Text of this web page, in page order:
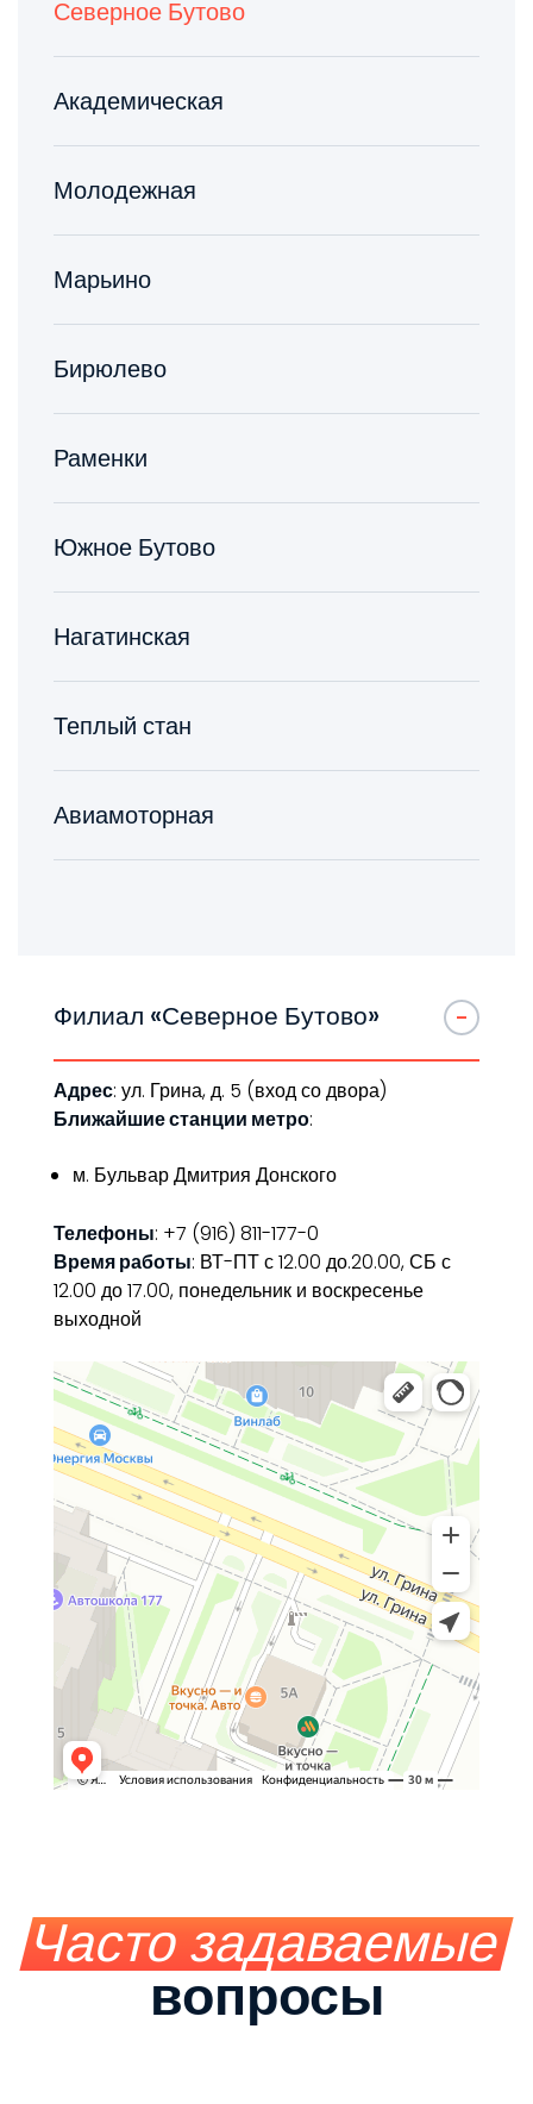
Северное Бутово
Академическая
Молодежная
Марьино
Бирюлево
Раменки
Южное Бутово
Нагатинская
Теплый стан
Авиамоторная
Филиал «Северное Бутово»
Адрес: ул. Грина, д. 5 (вход со двора)
Ближайшие станции метро:
м. Бульвар Дмитрия Донского
Телефоны: +7 (916) 811-177-0
Время работы: ВТ-ПТ с 12.00 до.20.00, СБ с
12.00 до 17.00, понедельник и воскресенье
выходной
Часто задаваемые
вопросы